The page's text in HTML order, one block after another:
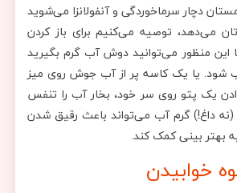
دچار سرماخوردگی و آنفولانزا می‌شوید
می‌دهد، توصیه می‌کنیم برای باز کردن
این منظور می‌توانید دوش آب گرم بگیرید
شود. یا یک کاسه پر از آب جوش روی میز
دادن یک پتو روی سر خود، بخار آب را تنفس
(نه داغ!) گرم آب می‌تواند باعث رقیق شدن
بهتر بینی کمک کند.